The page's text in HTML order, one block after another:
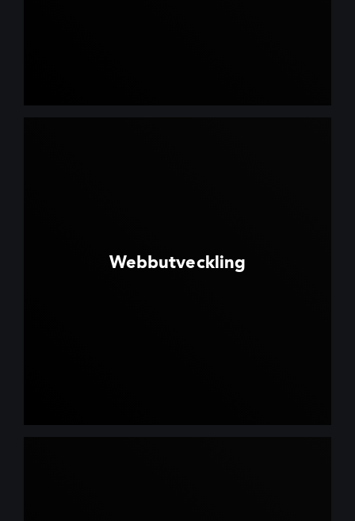
Webbutveckling